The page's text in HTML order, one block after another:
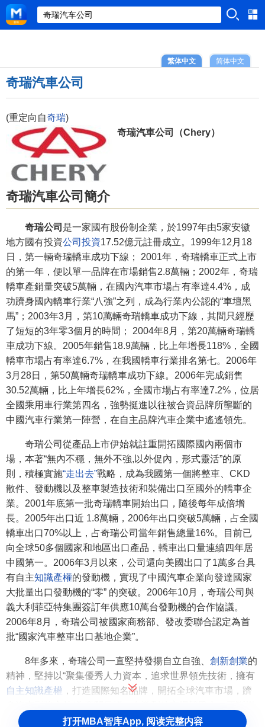
简体中文
繁体中文
奇瑞汽車公司
(重定向自奇瑞)
奇瑞汽車公司（Chery）
奇瑞汽車公司簡介
奇瑞公司 是一家國有股份制企業，於1997年由5家安徽
地方國有投資公司投資17.52億元註冊成立。1999年12月18
日，第一輛奇瑞轎車成功下線； 2001年，奇瑞轎車正式上市
的第一年，便以單一品牌在市場銷售2.8萬輛；2002年，奇瑞
轎車產銷量突破5萬輛，在國內汽車市場占有率達4.4%，成
功躋身國內轎車行業“八強”之列，成為行業內公認的“車壇黑
馬”；2003年3月，第10萬輛奇瑞轎車成功下線，其間只經歷
了短短的3年零3個月的時間； 2004年8月，第20萬輛奇瑞轎
車成功下線。2005年銷售18.9萬輛，比上年增長118%，全國
轎車市場占有率達6.7%，在我國轎車行業排名第七。2006年
3月28日，第50萬輛奇瑞轎車成功下線。2006年完成銷售
30.52萬輛，比上年增長62%，全國市場占有率達7.2%，位居
全國乘用車行業第四名，強勢挺進以往被合資品牌所壟斷的
中國汽車行業第一陣營，在自主品牌汽車企業中遙遙領先。
奇瑞公司從產品上市伊始就註重開拓國際國內兩個市
場，本著“無內不穩，無外不強,以外促內，形式靈活”的原
則，積極實施“走出去”戰略，成為我國第一個將整車、CKD
散件、發動機以及整車製造技術和裝備出口至國外的轎車企
業。2001年底第一批奇瑞轎車開始出口，隨後每年成倍增
長。2005年出口近 1.8萬輛，2006年出口突破5萬輛，占全國
轎車出口70%以上，占奇瑞公司當年銷售總量16%。目前已
向全球50多個國家和地區出口產品，轎車出口量連續四年居
中國第一。2006年3月以來，公司還向美國出口了1萬多台具
有自主知識產權的發動機，實現了中國汽車企業向發達國家
大批量出口發動機的“零” 的突破。2006年10月，奇瑞公司與
義大利菲亞特集團簽訂年供應10萬台發動機的合作協議。
2006年8月，奇瑞公司被國家商務部、發改委聯合認定為首
批“國家汽車整車出口基地企業”。
8年多來，奇瑞公司一直堅持發揚自立自強、 創新創業的
精神，堅持以“聚集優秀人力資本，追求世界領先技術，擁有
自主知識產權 ，打造國際知名品牌，開拓全球汽車市場，躋
強核心競爭力，經過10年來的跨越式發展，奇瑞公司已擁有
打开MBA智库App, 阅读完整内容